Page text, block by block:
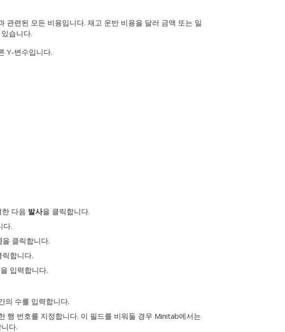
관련된 모든 비용입니다. 재고 운반 비용을 달러 금액 또는 일
습니다.
Y-변수입니다.
다음 발사을 클릭합니다.
다.
을 클릭합니다.
릭합니다.
입력합니다.
의 수를 입력합니다.
행 번호를 지정합니다. 이 필드를 비워둘 경우 Minitab에서는
다.